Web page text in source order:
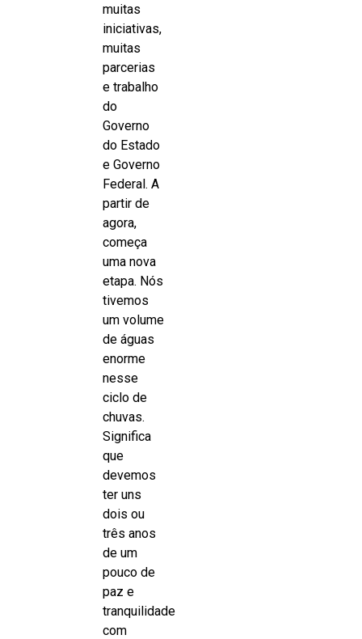
muitas
iniciativas,
muitas
parcerias
e trabalho
do
Governo
do Estado
e Governo
Federal. A
partir de
agora,
começa
uma nova
etapa. Nós
tivemos
um volume
de águas
enorme
nesse
ciclo de
chuvas.
Significa
que
devemos
ter uns
dois ou
três anos
de um
pouco de
paz e
tranquilidade
com